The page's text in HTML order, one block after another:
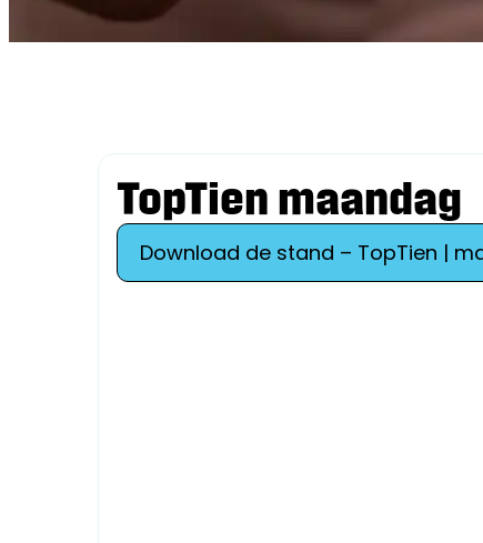
TopTien maandag
Download de stand – TopTien |